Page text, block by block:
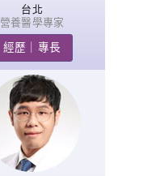
台北
營養醫學專家
經歷｜專長